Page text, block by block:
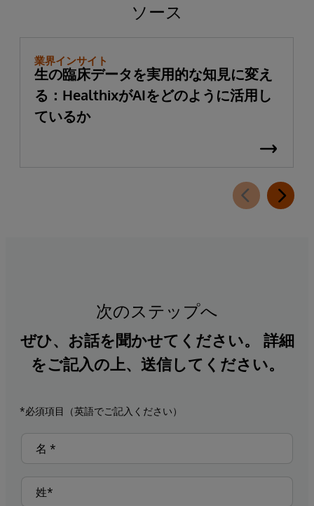
ソース
業界インサイト
生の臨床データを実用的な知見に変え
る：HealthixがAIをどのように活用し
ているか
次のステップへ
ぜひ、お話を聞かせてください。 詳細
をご記入の上、送信してください。
*必須項目（英語でご記入ください）